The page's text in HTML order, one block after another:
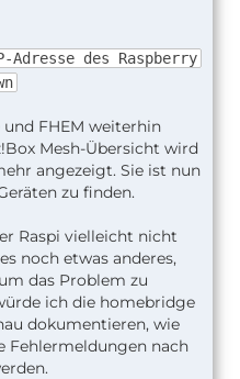
des Raspberry
FHEM weiterhin
Mesh-Übersicht wird
angezeigt. Sie ist nun
zu finden.
Raspi vielleicht nicht
noch etwas anderes,
das Problem zu
ich die homebridge
dokumentieren, wie
Fehlermeldungen nach